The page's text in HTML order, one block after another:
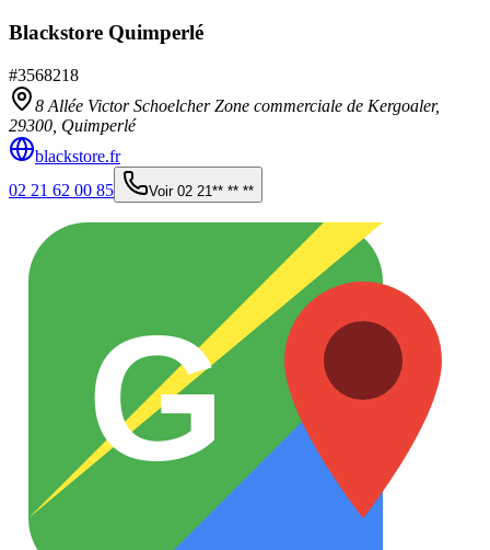
Blackstore Quimperlé
#3568218
8 Allée Victor Schoelcher Zone commerciale de Kergoaler,
29300 Quimperlé
blackstore.fr
02 21 62 00 85
Voir 02 21** ** **
G